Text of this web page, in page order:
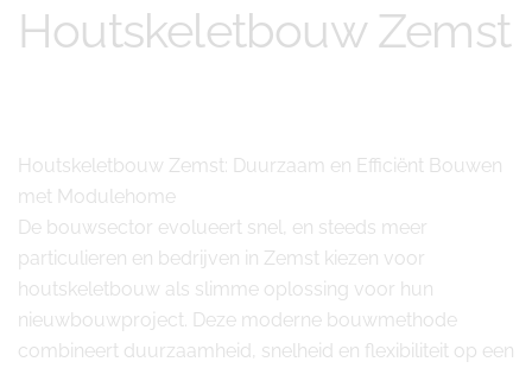
Houtskeletbouw Zemst
Houtskeletbouw Zemst: Duurzaam en Efficiënt Bouwen
met Modulehome
De bouwsector evolueert snel, en steeds meer
particulieren en bedrijven in Zemst kiezen voor
houtskeletbouw als slimme oplossing voor hun
nieuwbouwproject. Deze moderne bouwmethode
combineert duurzaamheid, snelheid en flexibiliteit op een